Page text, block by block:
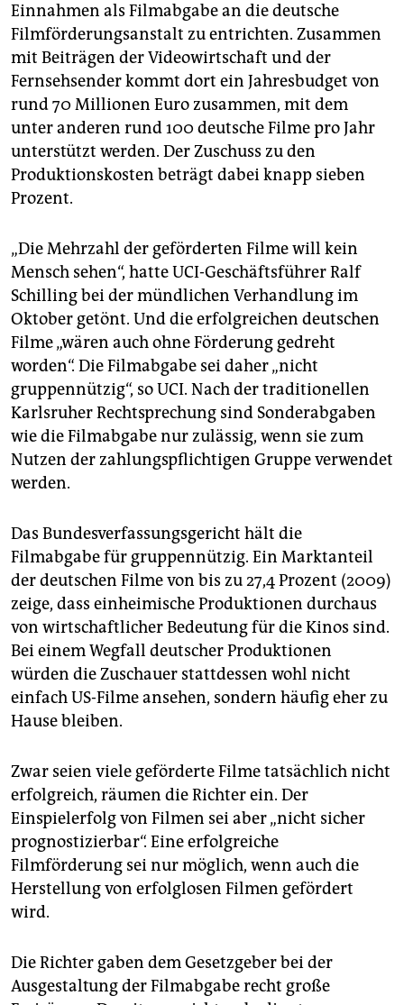
Einnahmen als Filmabgabe an die deutsche
Filmförderungsanstalt zu entrichten. Zusammen
mit Beiträgen der Videowirtschaft und der
Fernsehsender kommt dort ein Jahresbudget von
rund 70 Millionen Euro zusammen, mit dem
unter anderen rund 100 deutsche Filme pro Jahr
unterstützt werden. Der Zuschuss zu den
Produktionskosten beträgt dabei knapp sieben
Prozent.
„Die Mehrzahl der geförderten Filme will kein
Mensch sehen“, hatte UCI-Geschäftsführer Ralf
Schilling bei der mündlichen Verhandlung im
Oktober getönt. Und die erfolgreichen deutschen
Filme „wären auch ohne Förderung gedreht
worden“. Die Filmabgabe sei daher „nicht
gruppennützig“, so UCI. Nach der traditionellen
Karlsruher Rechtsprechung sind Sonderabgaben
wie die Filmabgabe nur zulässig, wenn sie zum
Nutzen der zahlungspflichtigen Gruppe verwendet
werden.
Das Bundesverfassungsgericht hält die
Filmabgabe für gruppennützig. Ein Marktanteil
der deutschen Filme von bis zu 27,4 Prozent (2009)
zeige, dass einheimische Produktionen durchaus
von wirtschaftlicher Bedeutung für die Kinos sind.
Bei einem Wegfall deutscher Produktionen
würden die Zuschauer stattdessen wohl nicht
einfach US-Filme ansehen, sondern häufig eher zu
Hause bleiben.
Zwar seien viele geförderte Filme tatsächlich nicht
erfolgreich, räumen die Richter ein. Der
Einspielerfolg von Filmen sei aber „nicht sicher
prognostizierbar“. Eine erfolgreiche
Filmförderung sei nur möglich, wenn auch die
Herstellung von erfolglosen Filmen gefördert
wird.
Die Richter gaben dem Gesetzgeber bei der
Ausgestaltung der Filmabgabe recht große